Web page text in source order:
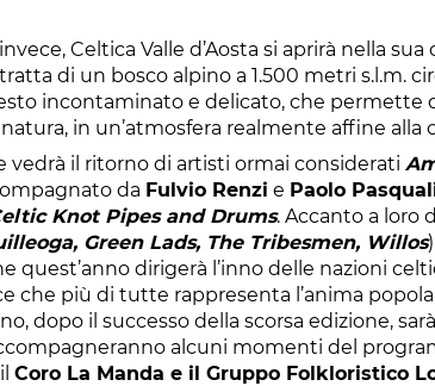
Celtica Valle d’Aosta si aprirà nella
di un bosco alpino a 1.500 metri s.l.m.
incontaminato e delicato, che permette
in un’atmosfera realmente affine alla
vedrà il ritorno di artisti ormai considerati
da Fulvio Renzi e Paolo
Knot Pipes and Drums. Accanto a loro
Green Lads, The Tribesmen, Willos
quest’anno dirigerà l’inno delle nazioni
che più di tutte rappresenta l’anima
dopo il successo della scorsa edizione,
alcuni momenti del
Coro La Manda e il Gruppo Folkloristico